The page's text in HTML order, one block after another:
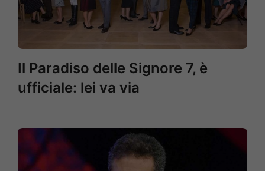
Il Paradiso delle Signore 7, è
ufficiale: lei va via